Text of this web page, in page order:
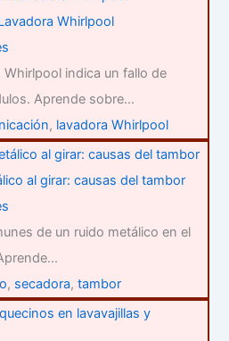
Whirlpool
Whirlpool indica un fallo de
Aprende sobre…
, lavadora Whirlpool
al girar: causas del tambor
de un ruido metálico en el
, secadora,tambor